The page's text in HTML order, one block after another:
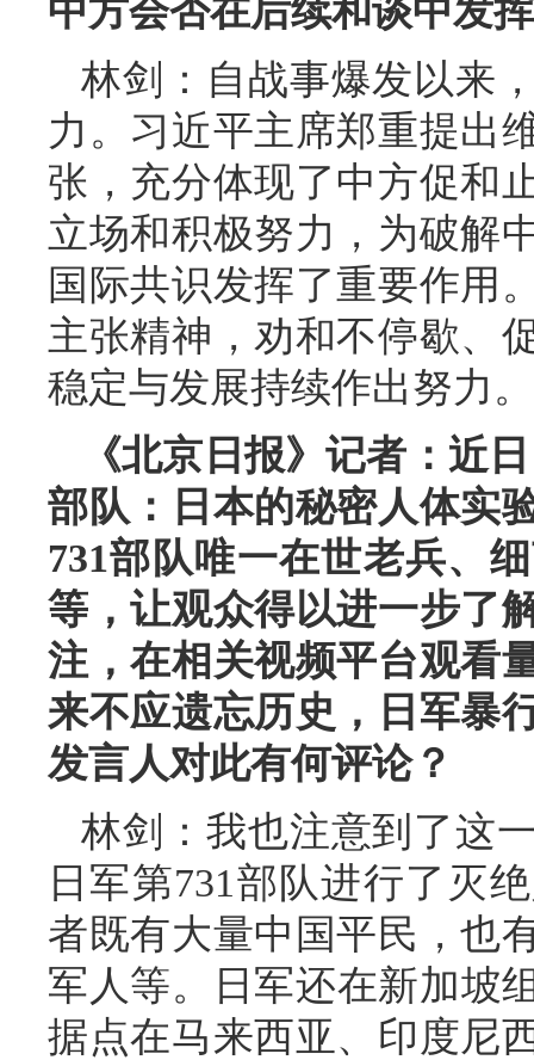
中方会否在后续和谈中发
林剑：自战事爆发以来
力。习近平主席郑重提出
张，充分体现了中方促和
立场和积极努力，为破解
国际共识发挥了重要作用
主张精神，劝和不停歇、
稳定与发展持续作出努力。
《北京日报》记者：近
部队：日本的秘密人体实
731部队唯一在世老兵、
等，让观众得以进一步了
注，在相关视频平台观看
来不应遗忘历史，日军暴
发言人对此有何评论？
林剑：我也注意到了这
日军第731部队进行了灭
者既有大量中国平民，也
军人等。日军还在新加坡
据点在马来西亚、印度尼